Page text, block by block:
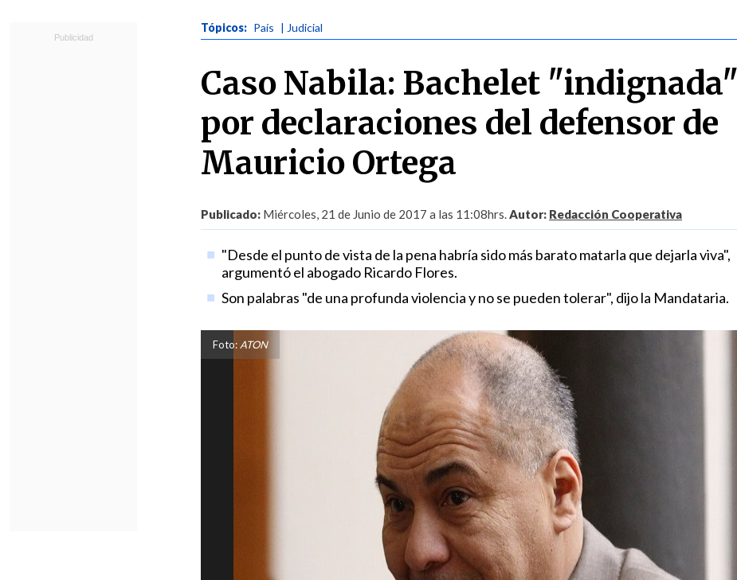
Tópicos: País | Judicial
Caso Nabila: Bachelet "indignada"
por declaraciones del defensor de
Mauricio Ortega
Publicado: Miércoles, 21 de Junio de 2017 a las 11:08hrs.Autor: Redacción Cooperativa
"Desde el punto de vista de la pena habría sido más barato matarla que dejarla viva",
argumentó el abogado Ricardo Flores.
Son palabras "de una profunda violencia y no se pueden tolerar", dijo la Mandataria.
Foto: ATON